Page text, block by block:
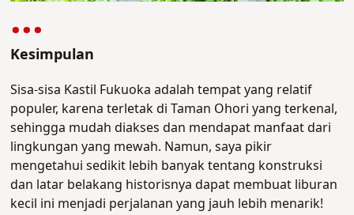
Kesimpulan
Sisa-sisa Kastil Fukuoka adalah tempat yang relatif
populer, karena terletak di Taman Ohori yang terkenal,
sehingga mudah diakses dan mendapat manfaat dari
lingkungan yang mewah. Namun, saya pikir
mengetahui sedikit lebih banyak tentang konstruksi
dan latar belakang historisnya dapat membuat liburan
kecil ini menjadi perjalanan yang jauh lebih menarik!